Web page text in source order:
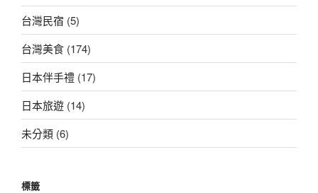
台灣民宿 (5)
台灣美食 (174)
日本伴手禮 (17)
日本旅遊 (14)
未分類 (6)
標籤